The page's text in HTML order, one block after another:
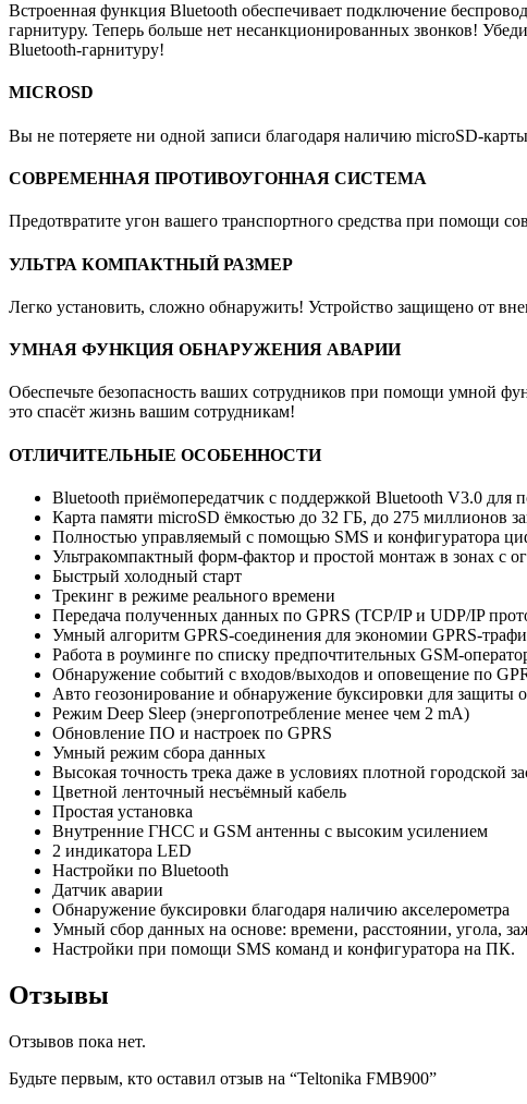
Встроенная функция Bluetooth обеспечивает подключение
гарнитуру. Теперь больше нет несанкционированных звонков!
Bluetooth-гарнитуру!
MICROSD
Вы не потеряете ни одной записи благодаря наличию microSD-
СОВРЕМЕННАЯ ПРОТИВОУГОННАЯ СИСТЕМА
Предотвратите угон вашего транспортного средства при помощи
УЛЬТРА КОМПАКТНЫЙ РАЗМЕР
Легко установить, сложно обнаружить! Устройство защищено от
УМНАЯ ФУНКЦИЯ ОБНАРУЖЕНИЯ АВАРИИ
Обеспечьте безопасность ваших сотрудников при помощи умной
это спасёт жизнь вашим сотрудникам!
ОТЛИЧИТЕЛЬНЫЕ ОСОБЕННОСТИ
Bluetooth приёмопередатчик с поддержкой Bluetooth V3.0 для
Карта памяти microSD ёмкостью до 32 ГБ, до 275 миллионов
Полностью управляемый с помощью SMS и конфигуратора
Ультракомпактный форм-фактор и простой монтаж в зонах с
Быстрый холодный старт
Трекинг в режиме реального времени
Передача полученных данных по GPRS (TCP/IP и UDP/IP
Умный алгоритм GPRS-соединения для экономии GPRS-
Работа в роуминге по списку предпочтительных GSM-
Обнаружение событий с входов/выходов и оповещение по
Авто геозонирование и обнаружение буксировки для защиты
Режим Deep Sleep (энергопотребление менее чем 2 mA)
Обновление ПО и настроек по GPRS
Умный режим сбора данных
Высокая точность трека даже в условиях плотной городской
Цветной ленточный несъёмный кабель
Простая установка
Внутренние ГНСС и GSM антенны с высоким усилением
2 индикатора LED
Настройки по Bluetooth
Датчик аварии
Обнаружение буксировки благодаря наличию акселерометра
Умный сбор данных на основе: времени, расстоянии, угола,
Настройки при помощи SMS команд и конфигуратора на ПК.
Отзывы
Отзывов пока нет.
Будьте первым, кто оставил отзыв на “Teltonika FMB900”